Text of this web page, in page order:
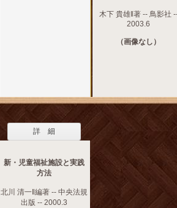
木下 貴雄‖著 -- 鳥影社
2003.6
（画像なし）
詳 細
新・児童福祉施設と実践
方法
北川 清一‖編著 -- 中央法規
出版 -- 2000.3